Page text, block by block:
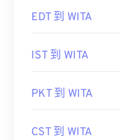
EDT 到 WITA
IST 到 WITA
PKT 到 WITA
CST 到 WITA